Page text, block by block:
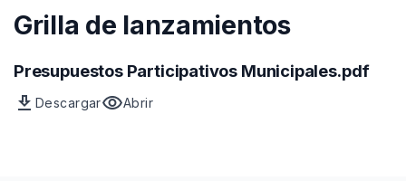
Grilla de lanzamientos
Presupuestos Participativos Municipales.pdf
download
Archivo
Descargarvisibility
vista
Abrir